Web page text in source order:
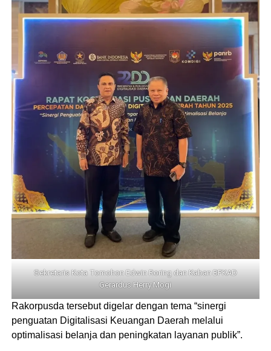
Sekretaris Kota Tomohon Edwin Roring dan Kaban BPKAD
Gerardus Herry Mogi
Rakorpusda tersebut digelar dengan tema “sinergi
penguatan Digitalisasi Keuangan Daerah melalui
optimalisasi belanja dan peningkatan layanan publik”.